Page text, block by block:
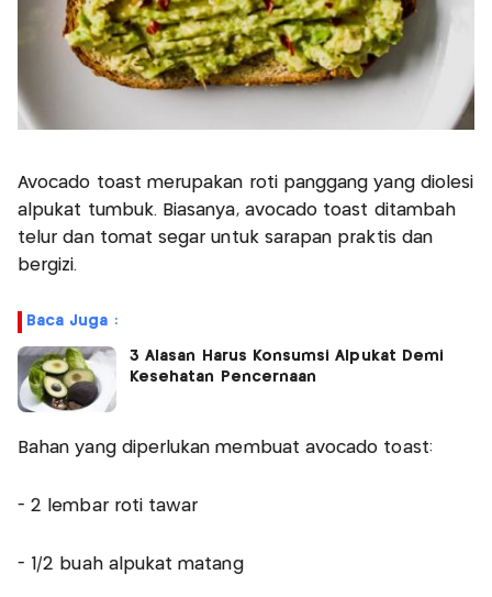
Avocado toast merupakan roti panggang yang diolesi
alpukat tumbuk. Biasanya, avocado toast ditambah
telur dan tomat segar untuk sarapan praktis dan
bergizi.
Baca Juga :
3 Alasan Harus Konsumsi Alpukat Demi
Kesehatan Pencernaan
Bahan yang diperlukan membuat avocado toast:
- 2 lembar roti tawar
- 1/2 buah alpukat matang